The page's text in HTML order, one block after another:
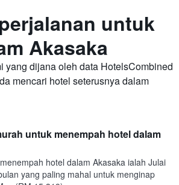
untuk
Akasaka
yang dijana oleh data HotelsCombined
mencari hotel seterusnya dalam
untuk menempah hotel dalam
hotel dalam Akasaka ialah Julai
yang paling mahal untuk menginap